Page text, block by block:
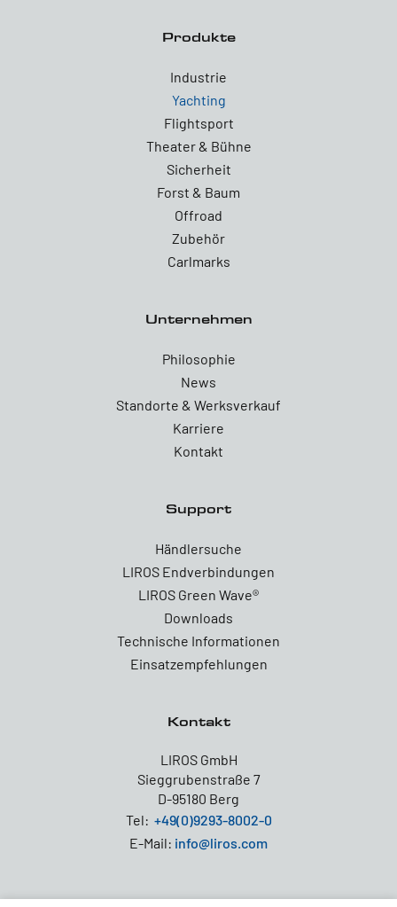
Produkte
Industrie
Yachting
Flightsport
Theater & Bühne
Sicherheit
Forst & Baum
Offroad
Zubehör
Carlmarks
Unternehmen
Philosophie
News
Standorte & Werksverkauf
Karriere
Kontakt
Support
Händlersuche
LIROS Endverbindungen
LIROS Green Wave®
Downloads
Technische Informationen
Einsatzempfehlungen
Kontakt
LIROS GmbH
Sieggrubenstraße 7
D-95180 Berg
Tel: +49(0)9293-8002-0
E-Mail: info@liros.com